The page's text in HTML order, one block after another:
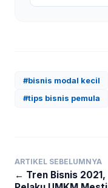
#bisnis modal kecil
#tips bisnis pemula
ARTIKEL SEBELUMNYA
← Tren Bisnis 2021,